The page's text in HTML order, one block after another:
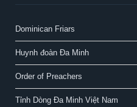
Dominican Friars
Huynh đoàn Đa Minh
Order of Preachers
Tỉnh Dòng Đa Minh Việt Nam